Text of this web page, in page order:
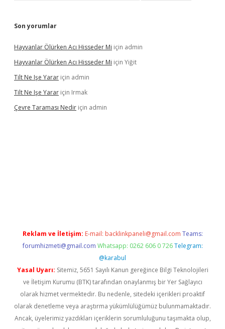
Son yorumlar
Hayvanlar Ölürken Acı Hisseder Mi için admin
Hayvanlar Ölürken Acı Hisseder Mi için Yiğit
Tilt Ne Işe Yarar için admin
Tilt Ne Işe Yarar için Irmak
Çevre Taraması Nedir için admin
Reklam ve İletişim: E-mail: backlinkpaneli@gmail.com Teams:
forumhizmeti@gmail.com Whatsapp: 0262 606 0 726 Telegram:
@karabul
Yasal Uyarı: Sitemiz, 5651 Sayılı Kanun gereğince Bilgi Teknolojileri
ve İletişim Kurumu (BTK) tarafından onaylanmış bir Yer Sağlayıcı
olarak hizmet vermektedir. Bu nedenle, sitedeki içerikleri proaktif
olarak denetleme veya araştırma yükümlülüğümüz bulunmamaktadır.
Ancak, üyelerimiz yazdıkları içeriklerin sorumluluğunu taşımakta olup,